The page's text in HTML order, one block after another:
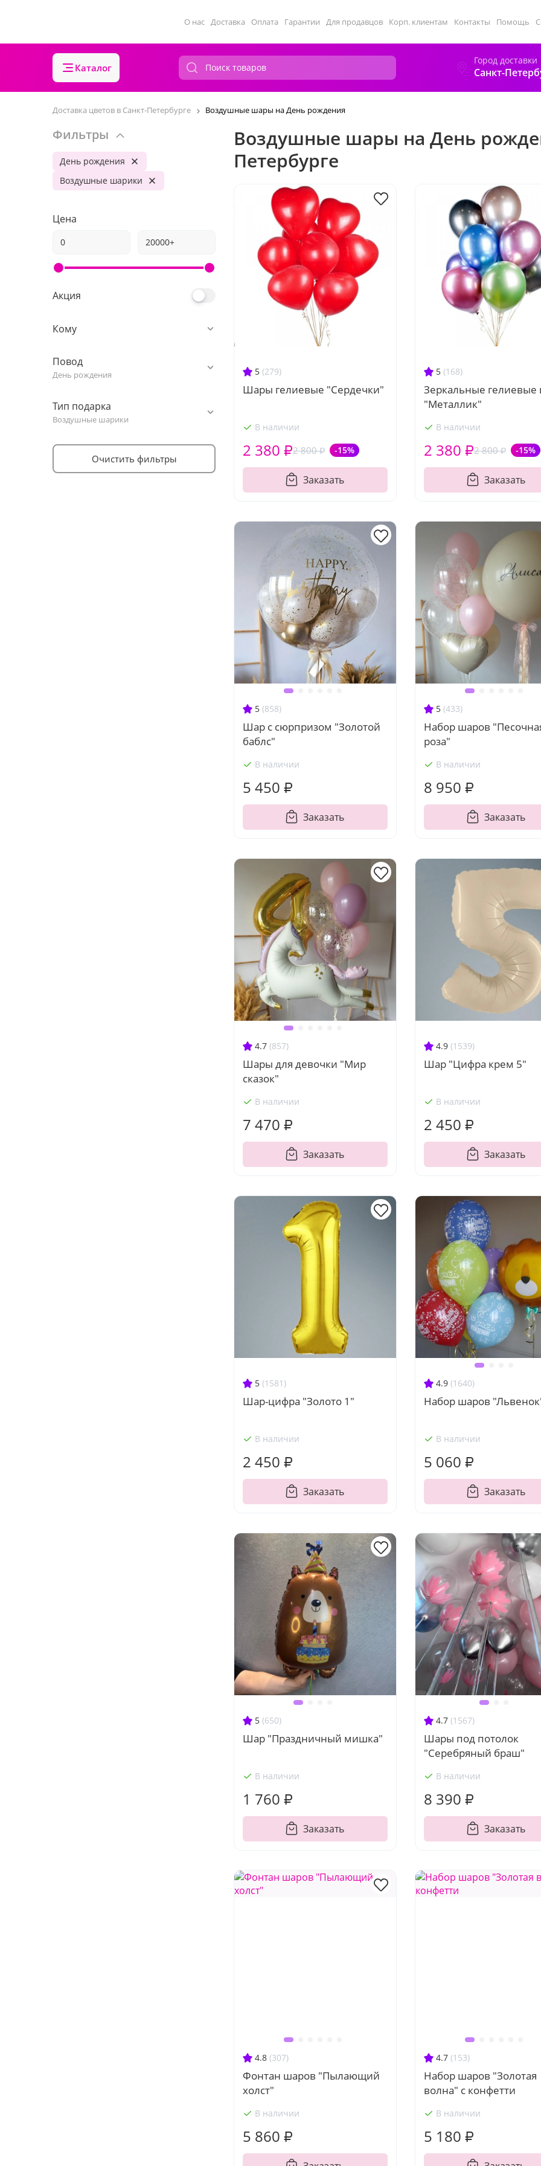
О нас Доставка Оплата Гарантии Для продавцов Корп. клиентам Контакты Помощь
Каталог
Город доставки
Санкт-
Доставка цветов в Санкт-Петербурге Воздушные шары на День рождения
Фильтры
День рождения
Воздушные шарики
Цена
Акция
Кому
Повод
День рождения
Тип подарка
Воздушные шарики
Очистить фильтры
Воздушные шары на День
Петербурге
5 (279)
Шары гелиевые "Сердечки"
В наличии
2 800 ₽ -15%
2 380 ₽
Заказать
5 (168)
Зеркальные
"Металлик"
В наличии
2 800 ₽ -15%
2 380 ₽
Заказать
5 (858)
Шар с сюрпризом "Золотой
баблс"
В наличии
5 450 ₽
Заказать
5 (433)
Набор шаров
роза"
В наличии
8 950 ₽
Заказать
4.7 (857)
Шары для девочки "Мир
сказок"
В наличии
7 470 ₽
Заказать
4.9 (1539)
Шар "Цифра крем 5"
В наличии
2 450 ₽
Заказать
5 (1581)
Шар-цифра "Золото 1"
В наличии
2 450 ₽
Заказать
4.9 (1640)
Набор шаров
В наличии
5 060 ₽
Заказать
5 (650)
Шар "Праздничный мишка"
В наличии
1 760 ₽
Заказать
4.7 (1567)
Шары под потолок
"Серебряный браш"
В наличии
8 390 ₽
Заказать
4.8 (307)
Фонтан шаров "Пылающий
холст"
В наличии
5 860 ₽
4.7 (153)
Набор шаров "Золотая
волна" с конфетти
В наличии
5 180 ₽